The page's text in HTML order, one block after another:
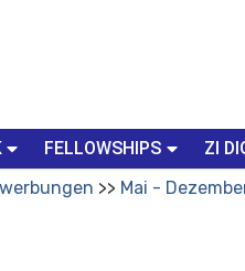
FELLOWSHIPS ZI
Mai -